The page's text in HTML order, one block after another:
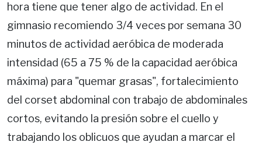
hora tiene que tener algo de actividad. En el
gimnasio recomiendo 3/4 veces por semana 30
minutos de actividad aeróbica de moderada
intensidad (65 a 75 % de la capacidad aeróbica
máxima) para "quemar grasas", fortalecimiento
del corset abdominal con trabajo de abdominales
cortos, evitando la presión sobre el cuello y
trabajando los oblicuos que ayudan a marcar el